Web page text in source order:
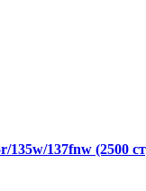
135w/137fnw (2500